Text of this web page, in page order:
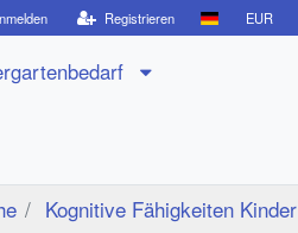
Registrieren EUR
Kognitive Fähigkeiten Kinder